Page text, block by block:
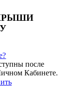
после
Кабинете.